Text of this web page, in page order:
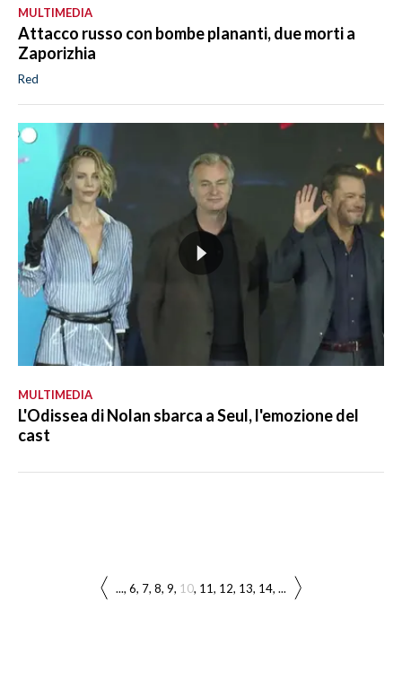
MULTIMEDIA
Attacco russo con bombe plananti, due morti a
Zaporizhia
Red
MULTIMEDIA
L'Odissea di Nolan sbarca a Seul, l'emozione del
cast
... 6 7 8 9 10 11 12 13 14 ...